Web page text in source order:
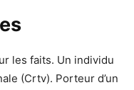
les faits. Un individu
(Crtv). Porteur d’un